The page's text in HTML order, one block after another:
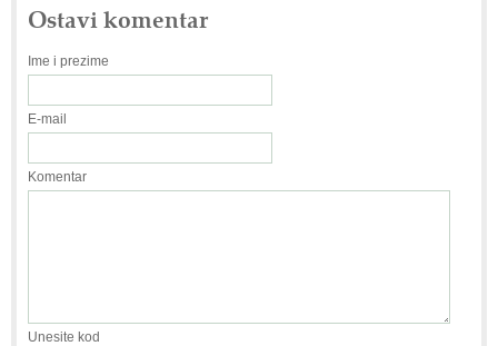
Ostavi komentar
Ime i prezime
E-mail
Komentar
Unesite kod